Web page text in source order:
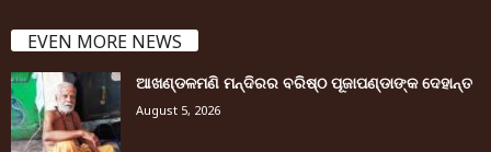
EVEN MORE NEWS
ଆଖଣ୍ଡଳମଣି ମନ୍ଦିରର ବରିଷ୍ଠ ପୂଜାପଣ୍ଡାଙ୍କ ଦେହାନ୍ତ
August 5, 2026